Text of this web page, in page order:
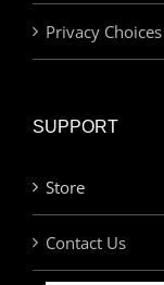
Privacy Choices
SUPPORT
Store
Contact Us